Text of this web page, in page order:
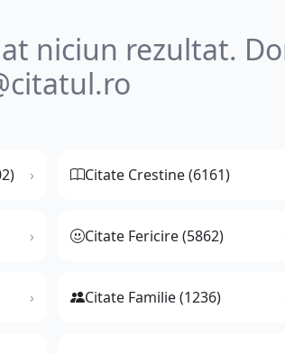
niciun rezultat.
Citate Crestine (6161)
Citate Fericire (5862)
Citate Familie (1236)